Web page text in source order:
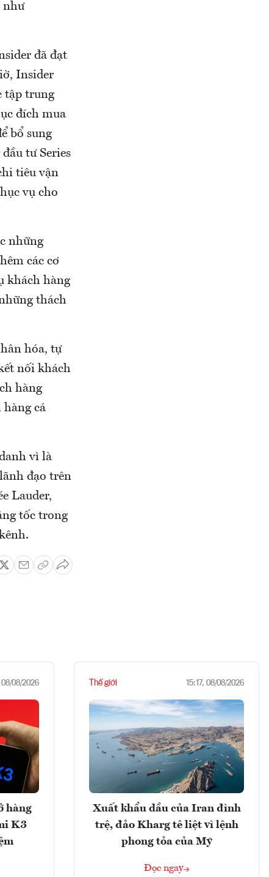
như
đã đạt
Insider
tập trung
đích mua
bổ sung
tư Series
tiêu vận
vụ cho
những
các cơ
khách hàng
thách
hóa, tự
nối khách
hàng
cá
vì là
đạo trên
Lauder,
tốc trong
08/08/2026
hàng
K3
Thế giới 15:17, 08/08/2026
Xuất khẩu dầu của Iran đình
trệ, đảo Kharg tê liệt vì lệnh
phong tỏa của Mỹ
Đọc ngay